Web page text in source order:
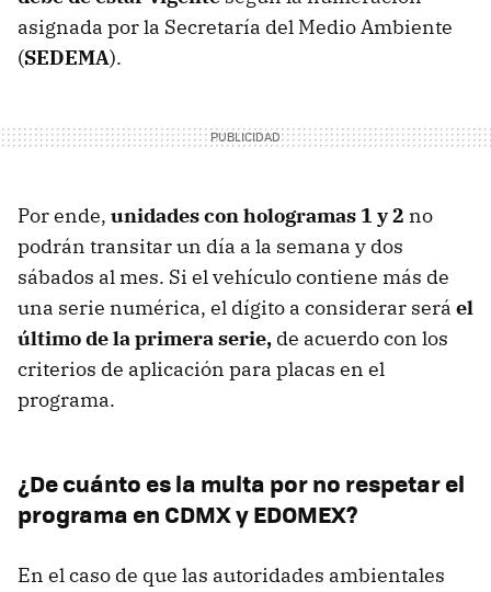
asignada por la Secretaría del Medio Ambiente
(SEDEMA).
Por ende, unidades con hologramas 1 y 2 no
podrán transitar un día a la semana y dos
sábados al mes. Si el vehículo contiene más de
una serie numérica, el dígito a considerar será el
último de la primera serie, de acuerdo con los
criterios de aplicación para placas en el
programa.
¿De cuánto es la multa por no respetar el
programa en CDMX y EDOMEX?
En el caso de que las autoridades ambientales